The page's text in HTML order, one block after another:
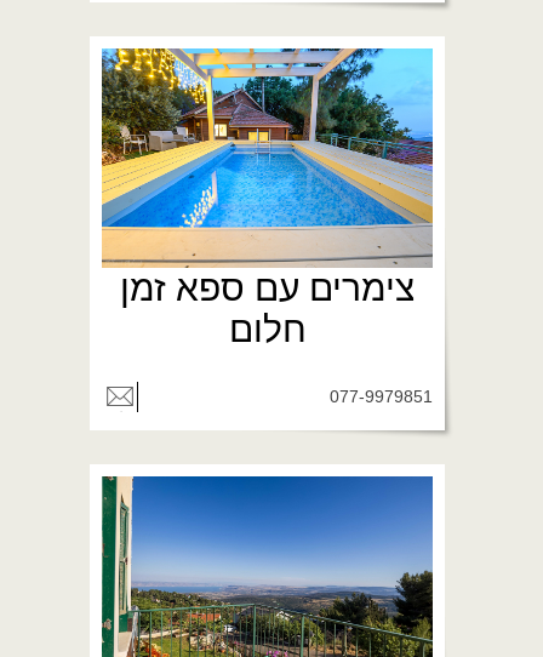
צימרים עם ספא זמן
חלום
077-9979851